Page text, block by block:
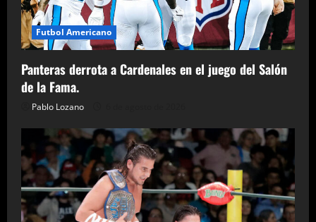
Futbol Americano
Panteras derrota a Cardenales en el juego del Salón
de la Fama.
Pablo Lozano